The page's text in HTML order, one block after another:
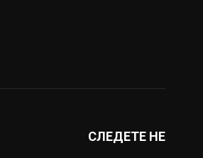
СЛЕДЕТЕ НЕ